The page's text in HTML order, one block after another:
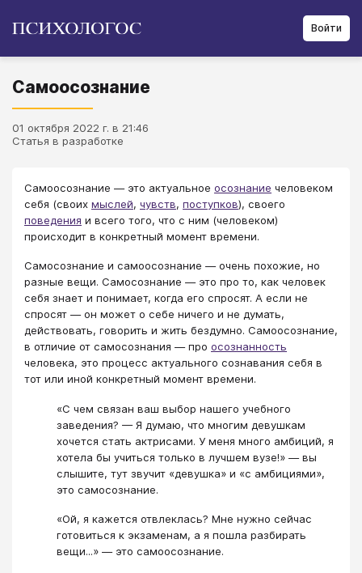
Войти
Самоосознание
01 октября 2022 г. в 21:46
Статья в разработке
Самоосознание — это актуальное осознание человеком
себя (своих мыслей, чувств, поступков), своего
поведения и всего того, что с ним (человеком)
происходит в конкретный момент времени.
Самосознание и самоосознание — очень похожие, но
разные вещи. Самосознание — это про то, как человек
себя знает и понимает, когда его спросят. А если не
спросят — он может о себе ничего и не думать,
действовать, говорить и жить бездумно. Самоосознание,
в отличие от самосознания — про осознанность
человека, это процесс актуального сознавания себя в
тот или иной конкретный момент времени.
«С чем связан ваш выбор нашего учебного
заведения? — Я думаю, что многим девушкам
хочется стать актрисами. У меня много амбиций, я
хотела бы учиться только в лучшем вузе!» — вы
слышите, тут звучит «девушка» и «с амбициями»,
это самосознание.
«Ой, я кажется отвлеклась? Мне нужно сейчас
готовиться к экзаменам, а я пошла разбирать
вещи...» — это самоосознание.